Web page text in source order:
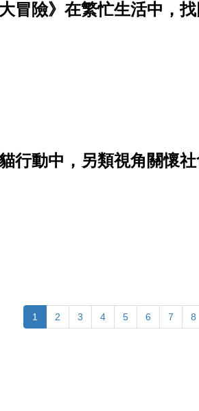
冒險》在繁忙生活中，
行動中，另類視角關懷
1 2 3 4 5 6 7 8